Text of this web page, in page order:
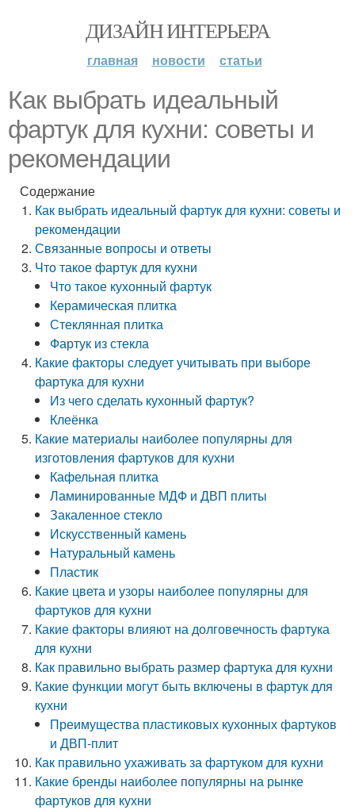
ДИЗАЙН ИНТЕРЬЕРА
главная новости статьи
Как выбрать идеальный
фартук для кухни: советы и
рекомендации
Содержание
Как выбрать идеальный фартук для кухни: советы и
рекомендации
Связанные вопросы и ответы
Что такое фартук для кухни
Что такое кухонный фартук
Керамическая плитка
Стеклянная плитка
Фартук из стекла
Какие факторы следует учитывать при выборе
фартука для кухни
Из чего сделать кухонный фартук?
Клеёнка
Какие материалы наиболее популярны для
изготовления фартуков для кухни
Кафельная плитка
Ламинированные МДФ и ДВП плиты
Закаленное стекло
Искусственный камень
Натуральный камень
Пластик
Какие цвета и узоры наиболее популярны для
фартуков для кухни
Какие факторы влияют на долговечность фартука
для кухни
Как правильно выбрать размер фартука для кухни
Какие функции могут быть включены в фартук для
кухни
Преимущества пластиковых кухонных фартуков
и ДВП-плит
Как правильно ухаживать за фартуком для кухни
Какие бренды наиболее популярны на рынке
фартуков для кухни